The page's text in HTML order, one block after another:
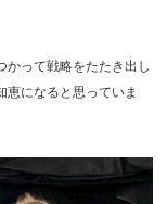
かって戦略をたたき出し
恵になると思っていま